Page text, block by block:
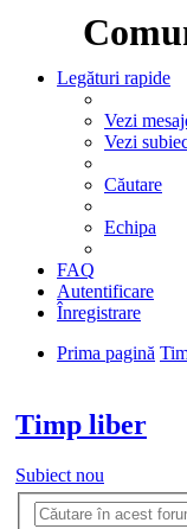
Legături rapide
Vezi
Vezi
Căutare
Echipa
FAQ
Autentificare
Înregistrare
Prima pagină
Timp liber
Subiect nou